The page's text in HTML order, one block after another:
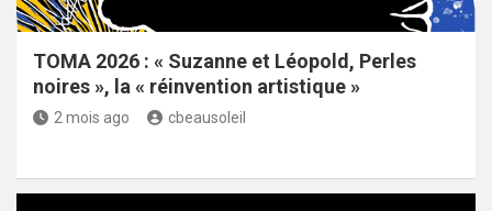
TOMA 2026 : « Suzanne et Léopold, Perles
noires », la « réinvention artistique »
2 mois ago cbeausoleil